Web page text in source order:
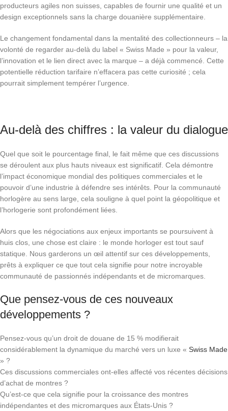
producteurs agiles non suisses, capables de fournir une qualité et un
design exceptionnels sans la charge douanière supplémentaire.
Le changement fondamental dans la mentalité des collectionneurs – la
volonté de regarder au-delà du label « Swiss Made » pour la valeur,
l’innovation et le lien direct avec la marque – a déjà commencé. Cette
potentielle réduction tarifaire n’effacera pas cette curiosité ; cela
pourrait simplement tempérer l’urgence.
Au-delà des chiffres : la valeur du dialogue
Quel que soit le pourcentage final, le fait même que ces discussions
se déroulent aux plus hauts niveaux est significatif. Cela démontre
l’impact économique mondial des politiques commerciales et le
pouvoir d’une industrie à défendre ses intérêts. Pour la communauté
horlogère au sens large, cela souligne à quel point la géopolitique et
l’horlogerie sont profondément liées.
Alors que les négociations aux enjeux importants se poursuivent à
huis clos, une chose est claire : le monde horloger est tout sauf
statique. Nous garderons un œil attentif sur ces développements,
prêts à expliquer ce que tout cela signifie pour notre incroyable
communauté de passionnés indépendants et de micromarques.
Que pensez-vous de ces nouveaux
développements ?
Pensez-vous qu’un droit de douane de 15 % modifierait
considérablement la dynamique du marché vers un luxe « Swiss Made
» ?
Ces discussions commerciales ont-elles affecté vos récentes décisions
d’achat de montres ?
Qu’est-ce que cela signifie pour la croissance des montres
indépendantes et des micromarques aux États-Unis ?